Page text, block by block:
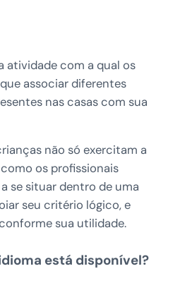
atividade com a qual os
associar diferentes
nas casas com sua
não só exercitam a
os profissionais
se situar dentro de uma
seu critério lógico, e
sua utilidade.
está disponível?